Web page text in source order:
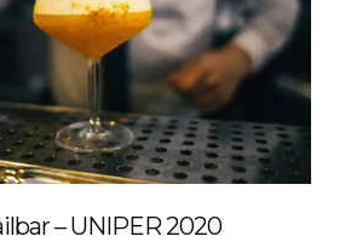
– UNIPER 2020